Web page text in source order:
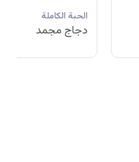
الحبة الكاملة
دجاج مجمد